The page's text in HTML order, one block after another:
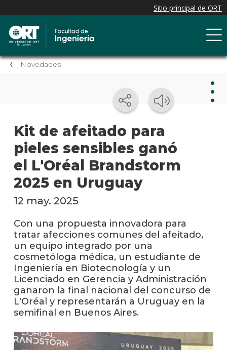
Novedades
Kit de afeitado para
pieles sensibles ganó
el L'Oréal Brandstorm
2025 en Uruguay
en
los
Blog
de
12 may. 2025
Con una propuesta innovadora para
tratar afecciones comunes del afeitado,
un equipo integrado por una
cosmetóloga médica, un estudiante de
Ingeniería en Biotecnología y un
Licenciado en Gerencia y Administración
ganaron la final nacional del concurso de
L'Oréal y representarán a Uruguay en la
semifinal en Buenos Aires.